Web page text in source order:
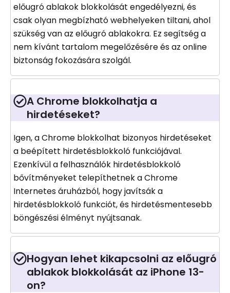
előugró ablakok blokkolását engedélyezni, és
csak olyan megbízható webhelyeken tiltani, ahol
szükség van az előugró ablakokra. Ez segítség a
nem kívánt tartalom megelőzésére és az online
biztonság fokozására szolgál.
A Chrome blokkolhatja a
hirdetéseket?
Igen, a Chrome blokkolhat bizonyos hirdetéseket
a beépített hirdetésblokkoló funkciójával.
Ezenkívül a felhasználók hirdetésblokkoló
bővítményeket telepíthetnek a Chrome
Internetes áruházból, hogy javítsák a
hirdetésblokkoló funkciót, és hirdetésmentesebb
böngészési élményt nyújtsanak.
Hogyan lehet kikapcsolni az előugró
ablakok blokkolását az iPhone 13-
on?